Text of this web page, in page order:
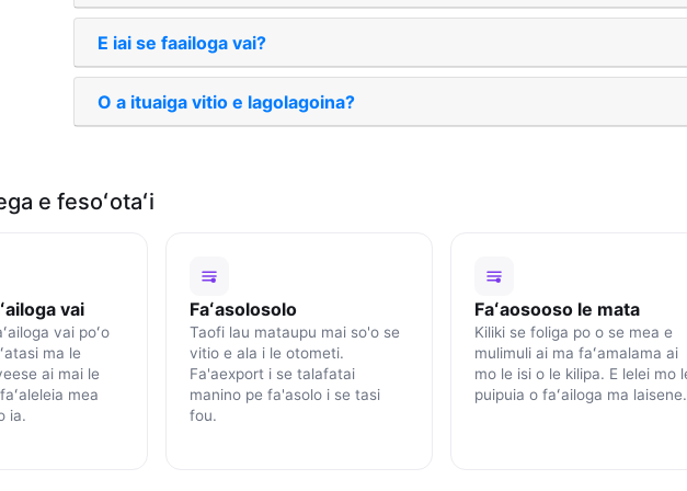
E iai se faailoga vai?
O a ituaiga vitio e lagolagoina?
e fesoʻotaʻi
vai
vai poʻo
ma le
ai mai le
mea
ia.
Faʻasolosolo
Taofi lau mataupu mai so'o se
vitio e ala i le otometi.
Fa'aexport i se talafatai
manino pe fa'asolo i se tasi
fou.
Faʻaosooso le mata
Kiliki se foliga po o se mea e
mulimuli ai ma faʻamalama ai
mo le isi o le kilipa. E lelei mo
puipuia o faʻailoga ma laisene.